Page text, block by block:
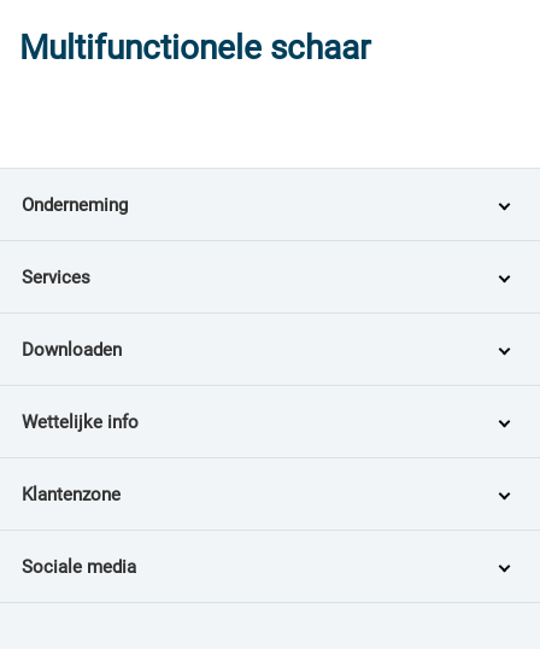
Multifunctionele schaar
Onderneming
Services
Downloaden
Wettelijke info
Klantenzone
Sociale media